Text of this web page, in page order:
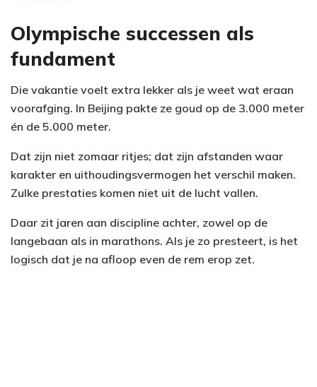
Olympische successen als
fundament
Die vakantie voelt extra lekker als je weet wat eraan
voorafging. In Beijing pakte ze goud op de 3.000 meter
én de 5.000 meter.
Dat zijn niet zomaar ritjes; dat zijn afstanden waar
karakter en uithoudingsvermogen het verschil maken.
Zulke prestaties komen niet uit de lucht vallen.
Daar zit jaren aan discipline achter, zowel op de
langebaan als in marathons. Als je zo presteert, is het
logisch dat je na afloop even de rem erop zet.